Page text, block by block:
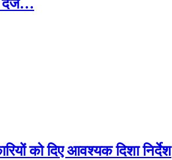
दर्ज…
को दिए आवश्यक दिशा निर्देश